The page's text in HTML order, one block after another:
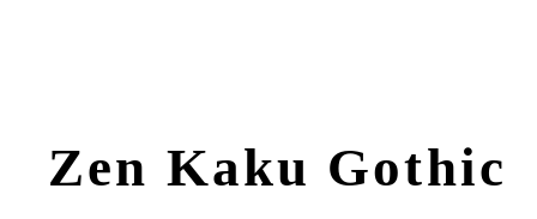
Zen Kaku Gothic